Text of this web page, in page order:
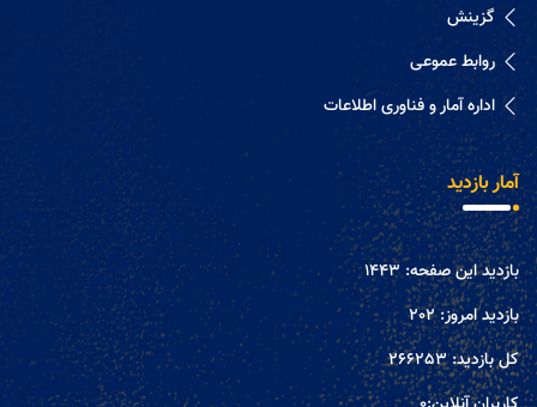
گزینش
روابط عموعی
اداره آمار و فناوری اطلاعات
آمار بازدید
بازدید این صفحه:1443
بازدید امروز:202
کل بازدید:266253